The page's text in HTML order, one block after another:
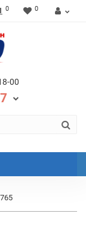
0 0
00